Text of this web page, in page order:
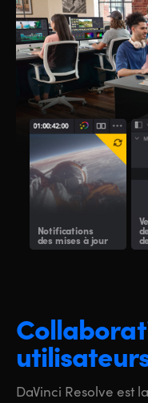
Notifications
des mises à jour
DaVinci Resolve est